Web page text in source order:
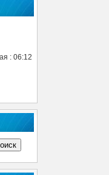
: 06:12